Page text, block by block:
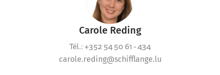
Carole Reding
Tél.: +352 54 50 61 - 434
carole.reding@schifflange.lu